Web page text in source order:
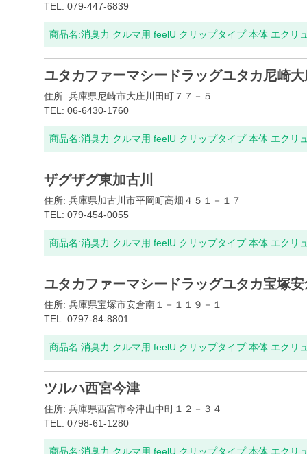
TEL: 079-447-6839
商品名:消臭力 クルマ用 feelU クリップタイプ 本体 エクリ
ユタカファーマシードラッグユタカ尼崎
住所: 兵庫県尼崎市大庄川田町７７－５
TEL: 06-6430-1760
商品名:消臭力 クルマ用 feelU クリップタイプ 本体 エクリ
ザグザグ東加古川
住所: 兵庫県加古川市平岡町高畑４５１－１７
TEL: 079-454-0055
商品名:消臭力 クルマ用 feelU クリップタイプ 本体 エクリ
ユタカファーマシードラッグユタカ宝塚
住所: 兵庫県宝塚市安倉南１－１１９－１
TEL: 0797-84-8801
商品名:消臭力 クルマ用 feelU クリップタイプ 本体 エクリ
ツルハ西宮今津
住所: 兵庫県西宮市今津山中町１２－３４
TEL: 0798-61-1280
商品名:消臭力 クルマ用 feelU クリップタイプ 本体 エクリ